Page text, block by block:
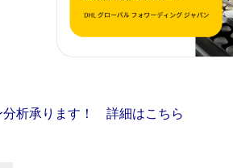
分析承ります！ 詳細はこちら